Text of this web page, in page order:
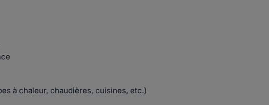
à chaleur, chaudières, cuisines, etc.)